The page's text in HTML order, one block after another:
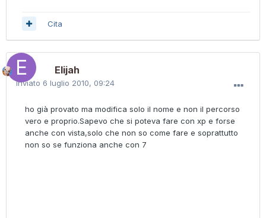
Cita
Elijah
Inviato 6 luglio 2010, 09:24
ho già provato ma modifica solo il nome e non il percorso
vero e proprio.Sapevo che si poteva fare con xp e forse
anche con vista,solo che non so come fare e soprattutto
non so se funziona anche con 7